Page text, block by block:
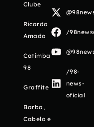
Clube
Ricardo
Amado
Catimba
98
Graffite
Barba,
Cabelo e
/
/98-
news-
oficial